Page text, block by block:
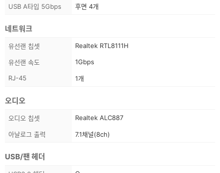
보
USB A타입 5Gbps 후면 4개
네트워크
스
정
보
유선랜 칩셋 Realtek RTL8111H
유선랜 속도 1Gbps
RJ-45 1개
오디오
스
정
오디오 칩셋 Realtek ALC887
아날로그 출력 7.1채널(8ch)
USB/팬 헤더
스